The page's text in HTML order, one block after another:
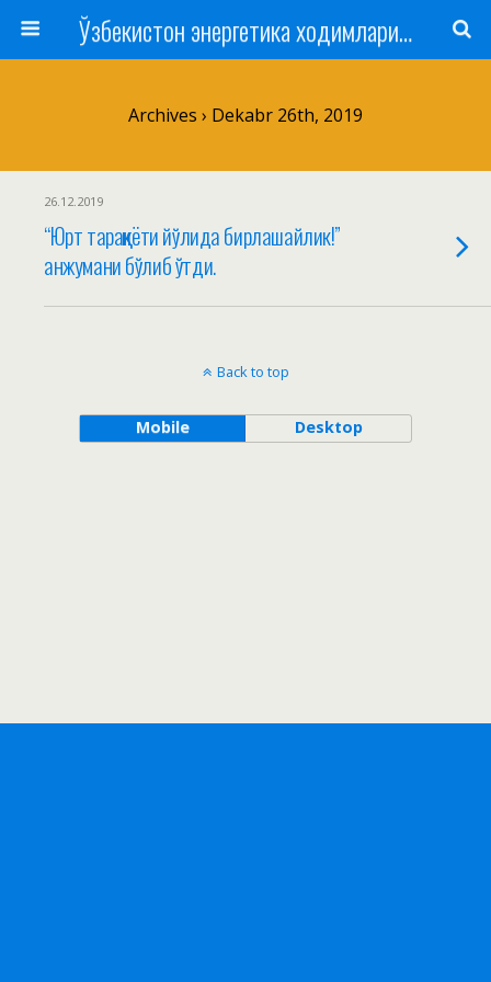
Ўзбекистон энергетика ходимлари касаба уюшмаси
Archives › Dekabr 26th, 2019
26.12.2019
“Юрт тараққиёти йўлида бирлашайлик!”
анжумани бўлиб ўтди.
Back to top
Mobile Desktop